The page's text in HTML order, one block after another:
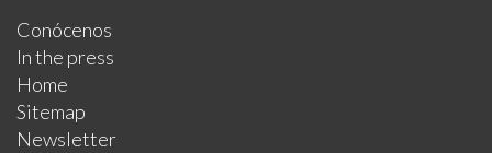
Conócenos
In the press
Home
Sitemap
Newsletter